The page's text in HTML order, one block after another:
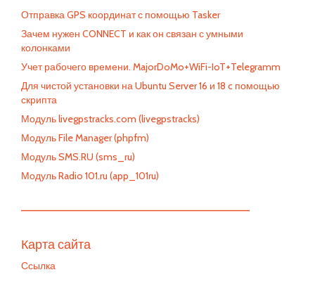
Отправка GPS координат с помощью Tasker
Зачем нужен CONNECT и как он связан с умными
колонками
Учет рабочего времени. MajorDoMo+WiFi-IoT+Telegramm
Для чистой установки на Ubuntu Server 16 и 18 c помощью
скрипта
Модуль livegpstracks.com (livegpstracks)
Модуль File Manager (phpfm)
Модуль SMS.RU (sms_ru)
Модуль Radio 101.ru (app_101ru)
—————————————————————————
Карта сайта
Ссылка